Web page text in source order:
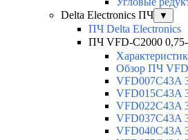
Delta Electronics ПЧ
▼
ПЧ Delta Electronics
ПЧ VFD-C2000
Обзор ПЧ
VFD007C43A
VFD015C43A
VFD022C43A
VFD037C43A
VFD040C43A